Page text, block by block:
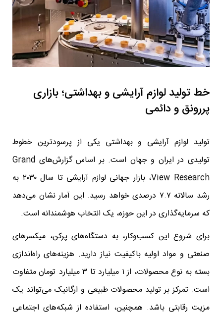
خط تولید لوازم آرایشی و بهداشتی؛ بازاری
پررونق و دائمی
تولید لوازم آرایشی و بهداشتی یکی از پرسودترین خطوط
تولیدی در ایران و جهان است. بر اساس گزارش‌های Grand
View Research، بازار جهانی لوازم آرایشی تا سال ۲۰۳۰ به
رشد سالانه ۷.۷ درصدی خواهد رسید. این آمار نشان می‌دهد
که سرمایه‌گذاری در این حوزه، یک انتخاب هوشمندانه است.
برای شروع این کسب‌وکار، به دستگاه‌های پرکن، میکسرهای
صنعتی و مواد اولیه باکیفیت نیاز دارید. هزینه‌های راه‌اندازی
بسته به نوع محصولات، از ۱ میلیارد تا ۳ میلیارد تومان متفاوت
است. تمرکز بر تولید محصولات طبیعی و ارگانیک می‌تواند یک
مزیت رقابتی باشد. همچنین، استفاده از شبکه‌های اجتماعی